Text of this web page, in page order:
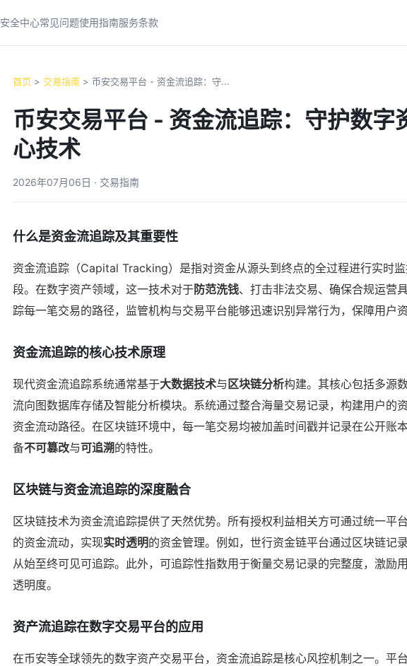
安全中心常见问题使用指南服务条款
首页 > 交易指南 > 币安交易平台 - 资金流追踪：守...
币安交易平台 - 资金流追踪：守护数字
心技术
2026年07月06日 · 交易指南
什么是资金流追踪及其重要性
资金流追踪（Capital Tracking）是指对资金从源头到终点的全过程进行实时
段。在数字资产领域，这一技术对于防范洗钱、打击非法交易、确保合规运营
踪每一笔交易的路径，监管机构与交易平台能够迅速识别异常行为，保障用户资
资金流追踪的核心技术原理
现代资金流追踪系统通常基于大数据技术与 区块链分析构建。其核心包括多源
流向图数据库存储及智能分析模块。系统通过整合海量交易记录，构建用户的
资金流动路径。在区块链环境中，每一笔交易均被加盖时间戳并记录在公开账
备不可篡改与可追溯的特性。
区块链与资金流追踪的深度融合
区块链技术为资金流追踪提供了天然优势。所有授权利益相关方可通过统一平
的资金流动，实现实时透明的资金管理。例如，世行资金链平台通过区块链记
从始至终可见可追踪。此外，可追踪性指数用于衡量交易记录的完整度，激励
透明度。
资产流追踪在数字交易平台的应用
在币安等全球领先的数字资产交易平台，资金流追踪是核心风控机制之一。平